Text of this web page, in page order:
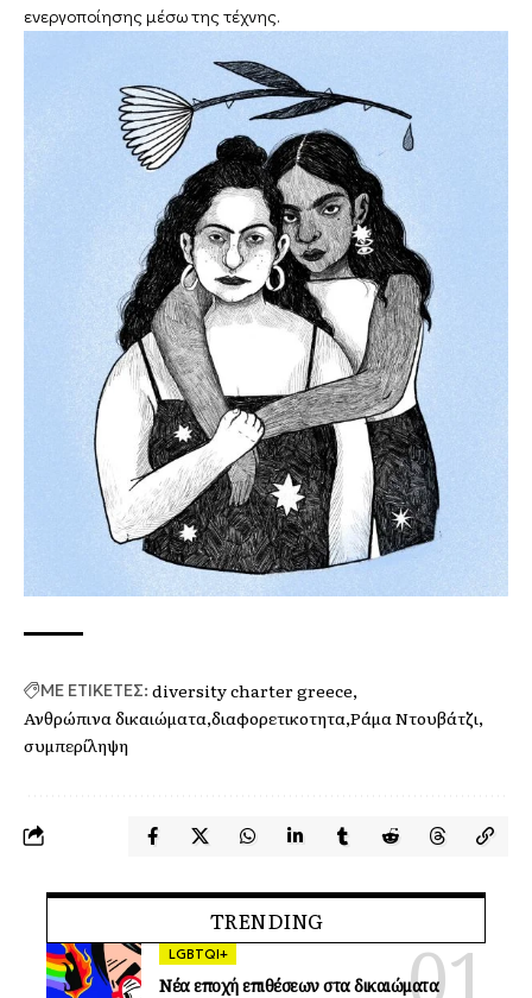
ενεργοποίησης μέσω της τέχνης.
ΜΕ ΕΤΙΚΕΤΕΣ: diversity charter greece
Ανθρώπινα δικαιώματα διαφορετικοτητα Ράμα Ντουβάτζι
συμπερίληψη
TRENDING
LGBTQI+
Νέα εποχή επιθέσεων στα δικαιώματα